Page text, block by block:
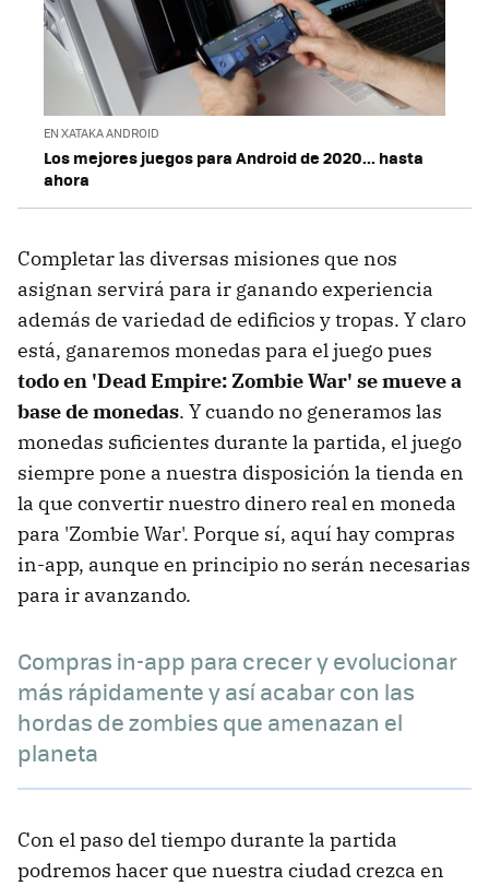
EN XATAKA ANDROID
Los mejores juegos para Android de 2020... hasta
ahora
Completar las diversas misiones que nos
asignan servirá para ir ganando experiencia
además de variedad de edificios y tropas. Y claro
está, ganaremos monedas para el juego pues
todo en 'Dead Empire: Zombie War' se mueve a
base de monedas. Y cuando no generamos las
monedas suficientes durante la partida, el juego
siempre pone a nuestra disposición la tienda en
la que convertir nuestro dinero real en moneda
para 'Zombie War'. Porque sí, aquí hay compras
in-app, aunque en principio no serán necesarias
para ir avanzando.
Compras in-app para crecer y evolucionar
más rápidamente y así acabar con las
hordas de zombies que amenazan el
planeta
Con el paso del tiempo durante la partida
podremos hacer que nuestra ciudad crezca en